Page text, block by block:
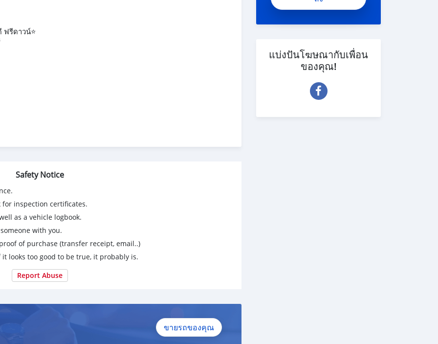
ฟรีดาวน์⭐️
Safety Notice
for inspection certificates.
as a vehicle logbook.
with you.
of purchase (transfer receipt, email..)
looks too good to be true, it probably is.
Report Abuse
ขายรถของคุณ
แบ่งปันโฆษณากับเพื่อน
ของคุณ!